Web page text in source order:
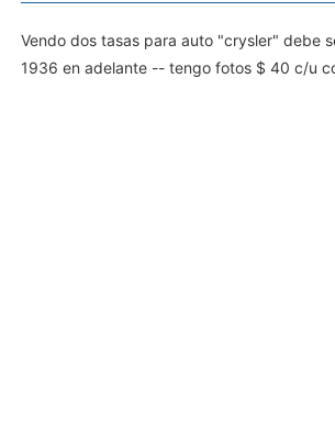
Vendo dos tasas para auto "crysler" debe
1936 en adelante -- tengo fotos $ 40 c/u